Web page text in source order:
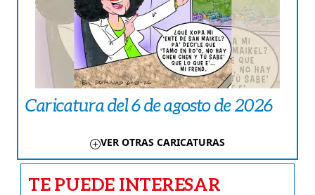
Caricatura del 6 de agosto de 2026
VER OTRAS CARICATURAS
TE PUEDE INTERESAR